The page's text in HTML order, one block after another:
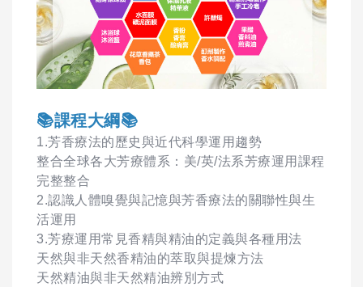
📚課程大綱📚
1.芳香療法的歷史與近代科學運用趨勢
整合全球各大芳療體系：美/英/法系芳療運用課程
完整整合
2.認識人體嗅覺與記憶與芳香療法的關聯性與生
活運用
3.芳療運用常見香精與精油的定義與各種用法
天然與非天然香精油的萃取與提煉方法
天然精油與非天然精油辨別方式